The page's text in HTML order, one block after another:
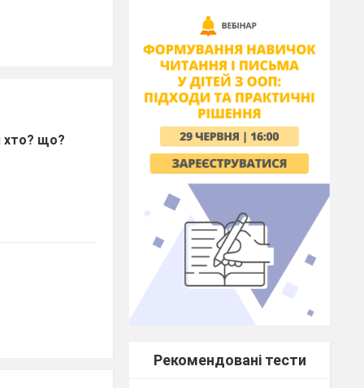
хто? що?
Рекомендовані тести